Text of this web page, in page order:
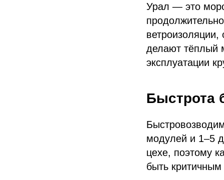
Урал — это
ветроизоляции,
делают тёплый
эксплуатации
Быстрота
модулей и 1–5
цехе, поэтому
быть